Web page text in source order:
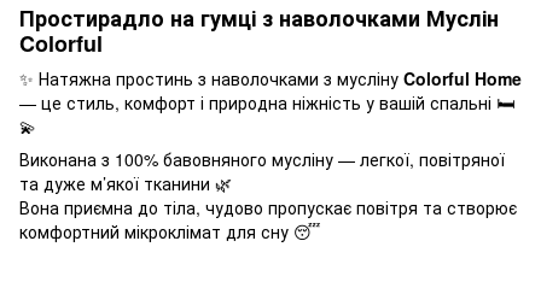
Простирадло на гумці з наволочками Муслін
Colorful
✨ Натяжна простинь з наволочками з мусліну Colorful Home
— це стиль, комфорт і природна ніжність у вашій спальні 🛏️
💫
Виконана з 100% бавовняного мусліну — легкої, повітряної
та дуже м’якої тканини 🌿
Вона приємна до тіла, чудово пропускає повітря та створює
комфортний мікроклімат для сну 😴